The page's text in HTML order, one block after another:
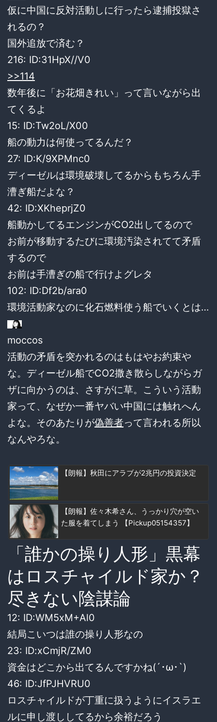
仮に中国に反対活動しに行ったら逮捕投獄さ
れるの？
国外追放で済む？
216: ID:31HpX//V0
>>114
数年後に「お花畑きれい」って言いながら出
てくるよ
15: ID:Tw2oL/X00
船の動力は何使ってるんだ？
27: ID:K/9XPMnc0
ディーゼルは環境破壊してるからもちろん手
漕ぎ船だよな？
42: ID:XKheprjZ0
船動かしてるエンジンがCO2出してるので
お前が移動するたびに環境汚染されてて矛盾
するので
お前は手漕ぎの船で行けよグレタ
102: ID:Df2b/ara0
環境活動家なのに化石燃料使う船でいくとは…
moccos
活動の矛盾を突かれるのはもはやお約束や
な。ディーゼル船でCO2撒き散らしながらガ
ザに向かうのは、さすがに草。こういう活動
家って、なぜか一番ヤバい中国には触れへん
よな。そのあたりが偽善者って言われる所以
なんやろな。
【朗報】秋田にアラブが2兆円の投資決定
【朗報】佐々木希さん、うっかり穴が空い
た服を着てしまう 【Pickup05154357】
「誰かの操り人形」黒幕
はロスチャイルド家か？
尽きない陰謀論
12: ID:WM5xM+Al0
結局こいつは誰の操り人形なの
23: ID:xCmjR/ZM0
資金はどこから出てるんですかね(´･ω･`)
46: ID:JfPJHVRU0
ロスチャイルドが丁重に扱うようにイスラエ
ルに申し渡ししてるから余裕だろう